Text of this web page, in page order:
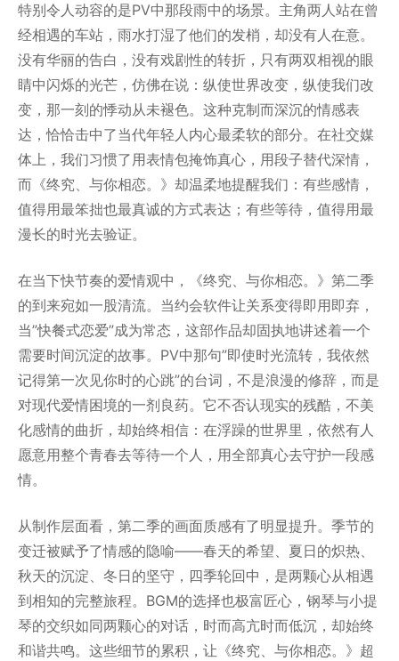
特别令人动容的是PV中那段雨中的场景。主角两人站在曾
经相遇的车站，雨水打湿了他们的发梢，却没有人在意。
没有华丽的告白，没有戏剧性的转折，只有两双相视的眼
睛中闪烁的光芒，仿佛在说：纵使世界改变，纵使我们改
变，那一刻的悸动从未褪色。这种克制而深沉的情感表
达，恰恰击中了当代年轻人内心最柔软的部分。在社交媒
体上，我们习惯了用表情包掩饰真心，用段子替代深情，
而《终究、与你相恋。》却温柔地提醒我们：有些感情，
值得用最笨拙也最真诚的方式表达；有些等待，值得用最
漫长的时光去验证。
在当下快节奏的爱情观中，《终究、与你相恋。》第二季
的到来宛如一股清流。当约会软件让关系变得即用即弃，
当”快餐式恋爱”成为常态，这部作品却固执地讲述着一个
需要时间沉淀的故事。PV中那句”即使时光流转，我依然
记得第一次见你时的心跳”的台词，不是浪漫的修辞，而是
对现代爱情困境的一剂良药。它不否认现实的残酷，不美
化感情的曲折，却始终相信：在浮躁的世界里，依然有人
愿意用整个青春去等待一个人，用全部真心去守护一段感
情。
从制作层面看，第二季的画面质感有了明显提升。季节的
变迁被赋予了情感的隐喻——春天的希望、夏日的炽热、
秋天的沉淀、冬日的坚守，四季轮回中，是两颗心从相遇
到相知的完整旅程。BGM的选择也极富匠心，钢琴与小提
琴的交织如同两颗心的对话，时而高亢时而低沉，却始终
和谐共鸣。这些细节的累积，让《终究、与你相恋。》超